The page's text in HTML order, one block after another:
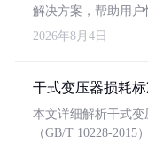
解决方案，帮助用户
2026年8月4日
干式变压器损耗
本文详细解析干式
（GB/T 10228-